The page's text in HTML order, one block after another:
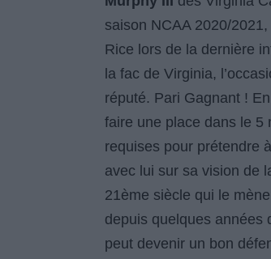
saison NCAA 2020/
Rice lors de la dernière
la fac de Virginia,
réputé. Pari Gagnant !
faire une place dans le 5
requises pour prétendre
avec lui sur sa vision de
21ème siècle qui le
depuis quelques années
peut devenir un bon